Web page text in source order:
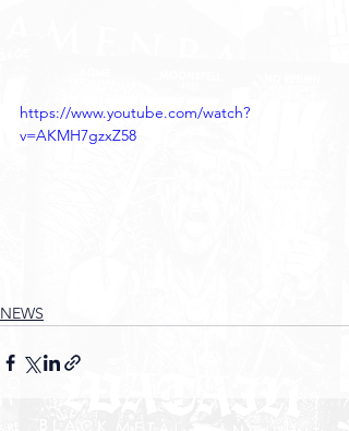
https://www.youtube.com/watch?
v=AKMH7gzxZ58
NEWS